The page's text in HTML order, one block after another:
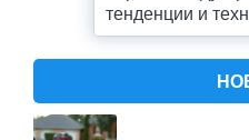
тенденции и